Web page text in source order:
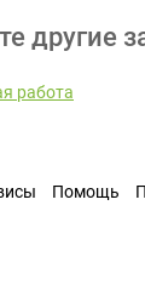
другие
работа
Помощь